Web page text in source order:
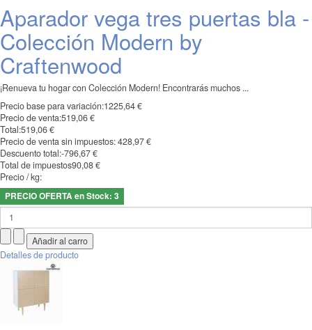
Aparador vega tres puertas bla -
Colección Modern by
Craftenwood
¡Renueva tu hogar con Colección Modern! Encontrarás muchos ...
Precio base para variación:1225,64 €
Precio de venta:519,06 €
Total:519,06 €
Precio de venta sin impuestos:428,97 €
Descuento total:-796,67 €
Total de impuestos90,08 €
Precio / kg:
PRECIO OFERTA en Stock: 3
Detalles de producto